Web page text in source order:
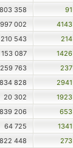
803 358
91
997 002
4143
210 543
214
153 087
1426
763
237
828
2941
20 302
1923
206
653
64 725
1341
448
273